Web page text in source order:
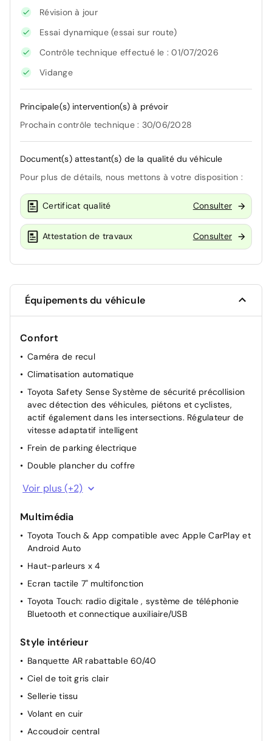
Révision à jour
Essai dynamique (essai sur route)
Contrôle technique effectué le : 01/07/2026
Vidange
Principale(s) intervention(s) à prévoir
Prochain contrôle technique : 30/06/2028
Document(s) attestant(s) de la qualité du véhicule
Pour plus de détails, nous mettons à votre disposition :
Certificat qualité Consulter
Attestation de travaux Consulter
Équipements du véhicule
Confort
Caméra de recul
Climatisation automatique
Toyota Safety Sense Système de sécurité précollision
avec détection des véhicules, piétons et cyclistes,
actif également dans les intersections. Régulateur de
vitesse adaptatif intelligent
Frein de parking électrique
Double plancher du coffre
Rétroviseurs extérieurs chauffants
Voir plus (+2)
Multimédia
Toyota Touch & App compatible avec Apple CarPlay et
Android Auto
Haut-parleurs x 4
Ecran tactile 7" multifonction
Toyota Touch: radio digitale , système de téléphonie
Bluetooth et connectique auxiliaire/USB
Style intérieur
Banquette AR rabattable 60/40
Ciel de toit gris clair
Sellerie tissu
Volant en cuir
Accoudoir central